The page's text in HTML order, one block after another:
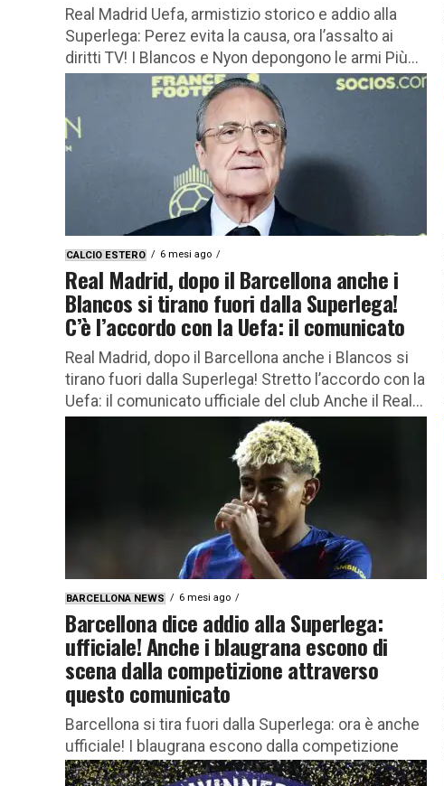
Real Madrid Uefa, armistizio storico e addio alla
Superlega: Perez evita la causa, ora l’assalto ai
diritti TV! I Blancos e Nyon depongono le armi Più...
CALCIO ESTERO 6 mesi ago
Real Madrid, dopo il Barcellona anche i
Blancos si tirano fuori dalla Superlega!
C’è l’accordo con la Uefa: il comunicato
Real Madrid, dopo il Barcellona anche i Blancos si
tirano fuori dalla Superlega! Stretto l’accordo con la
Uefa: il comunicato ufficiale del club Anche il Real...
BARCELLONA NEWS 6 mesi ago
Barcellona dice addio alla Superlega:
ufficiale! Anche i blaugrana escono di
scena dalla competizione attraverso
questo comunicato
Barcellona si tira fuori dalla Superlega: ora è anche
ufficiale! I blaugrana escono dalla competizione
attraverso questa nota Il progetto che prometteva